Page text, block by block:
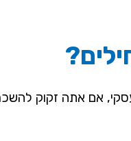
אם אתה זקוק